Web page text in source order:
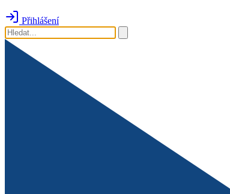
Přihlášení